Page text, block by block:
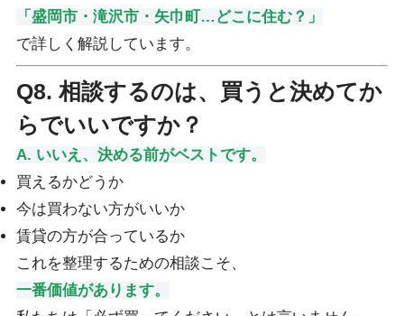
「盛岡市・滝沢市・矢巾町…どこに住む？」
で詳しく解説しています。
Q8. 相談するのは、買うと決めてか
らでいいですか？
A. いいえ、決める前がベストです。
買えるかどうか
今は買わない方がいいか
賃貸の方が合っているか
これを整理するための相談こそ、
一番価値があります。